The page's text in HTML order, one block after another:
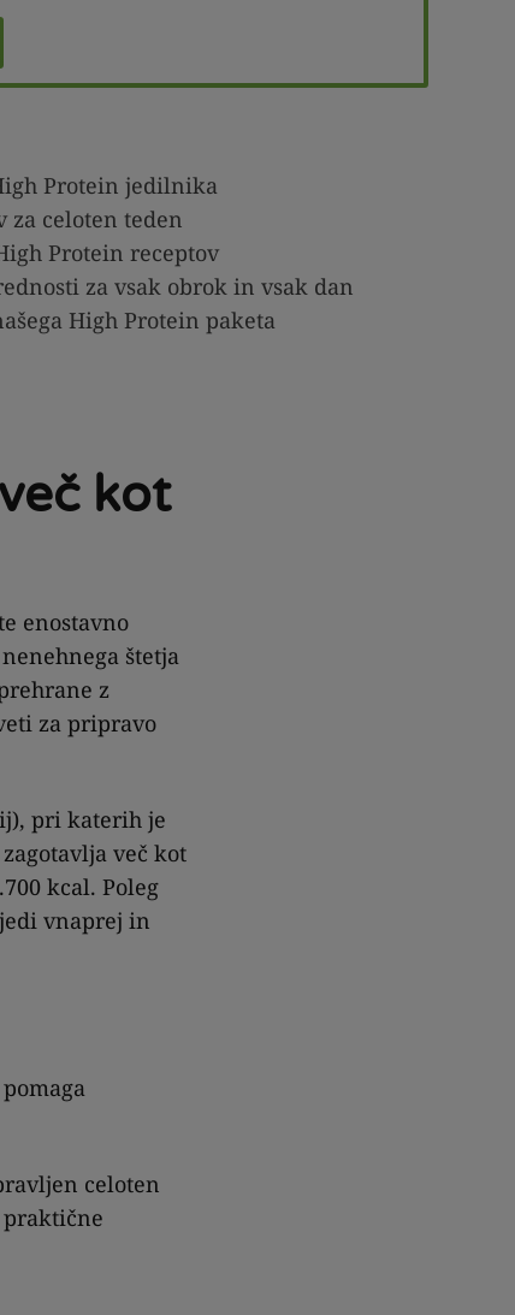
Protein jedilnika
za celoten teden
Protein receptov
za vsak obrok in vsak dan
High Protein paketa
kot
enostavno
štetja
z
za pripravo
pri katerih je
več kot
kcal. Poleg
vnaprej in
celoten
praktične